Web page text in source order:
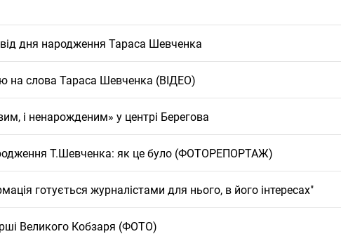
дня народження Тараса Шевченка
на слова Тараса Шевченка (ВІДЕО)
і ненарожденим» у центрі Берегова
Т.Шевченка: як це було (ФОТОРЕПОРТАЖ)
готується журналістами для нього, в його інтересах"
Великого Кобзаря (ФОТО)